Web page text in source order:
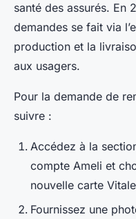
santé des assurés. En
demandes se fait via
production et la
aux usagers.
Pour la demande de
suivre :
Accédez à la
compte Ameli et
nouvelle carte
Fournissez une